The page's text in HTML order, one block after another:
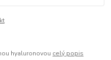
hyaluronovou celý popis